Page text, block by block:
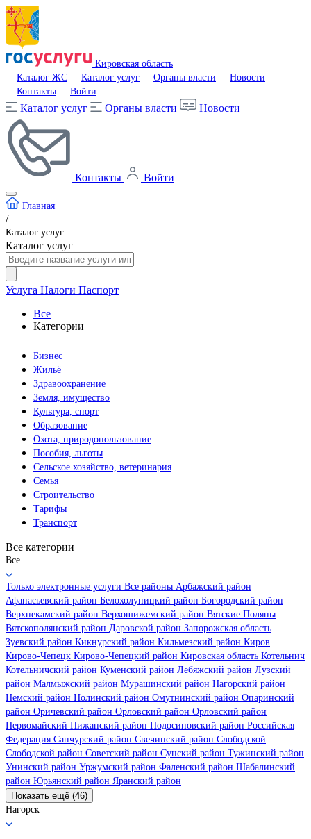
Кировская область
Каталог ЖС
Каталог услуг Органы власти
Новости
Контакты
Войти
Каталог услуг Органы власти Новости
Контакты Войти
Главная
/
Каталог услуг
Каталог услуг
Услуга Налоги Паспорт
Все
Категории
Бизнес
Жильё
Здравоохранение
Земля, имущество
Культура, спорт
Образование
Охота, природопользование
Пособия, льготы
Сельское хозяйство, ветеринария
Семья
Строительство
Тарифы
Транспорт
Все категории
Все
Только электронные услуги Все районы Арбажский район
Афанасьевский район Белохолуницкий район Богородский район
Верхнекамский район Верхошижемский район Вятские Поляны
Вятскополянский район Даровской район Запорожская область
Зуевский район Кикнурский район Кильмезский район Киров
Кирово-Чепецк Кирово-Чепецкий район Кировская область Котельнич
Котельничский район Куменский район Лебяжский район Лузский
район Малмыжский район Мурашинский район Нагорский район
Немский район Нолинский район Омутнинский район Опаринский
район Оричевский район Орловский район Орловский район
Первомайский Пижанский район Подосиновский район Российская
Федерация Санчурский район Свечинский район Слободской
Слободской район Советский район Сунский район Тужинский район
Унинский район Уржумский район Фаленский район Шабалинский
район Юрьянский район Яранский район
Показать ещё (46)
Нагорск